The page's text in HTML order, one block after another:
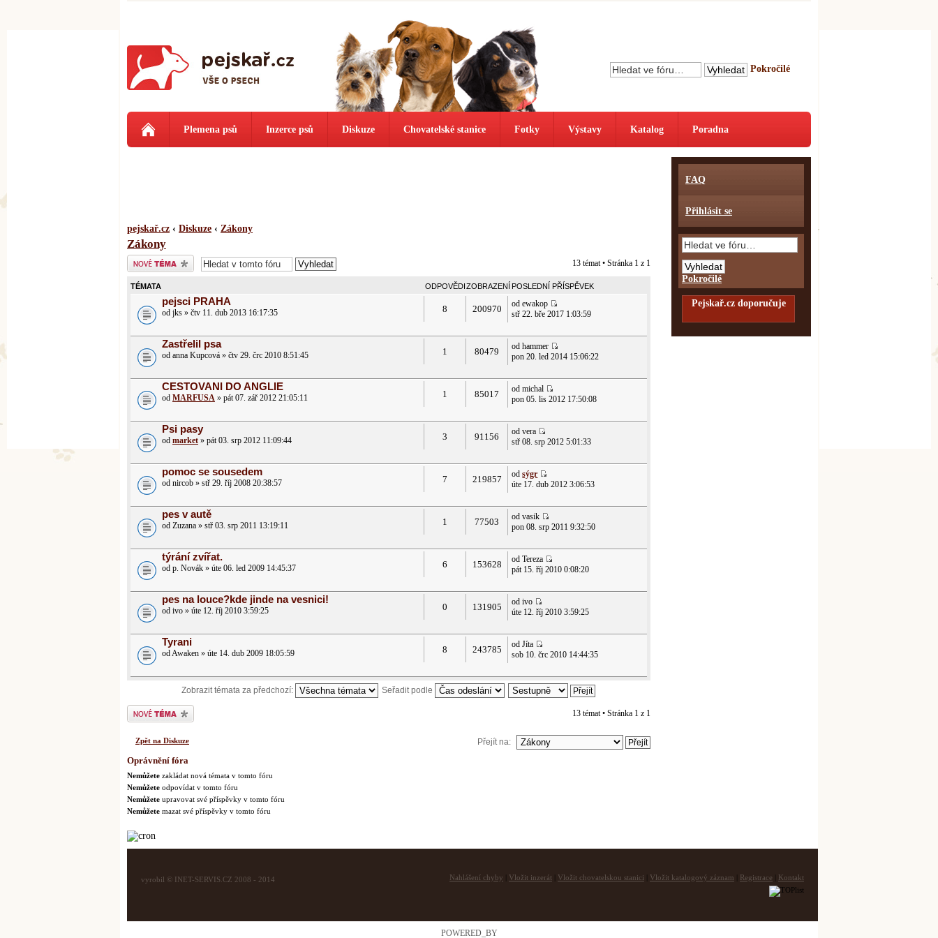
Pokročilé
Plemena psů Inzerce psů Diskuze Chovatelské stanice Fotky Výstavy Katalog Poradna
pejskař.cz ‹ Diskuze ‹ Zákony
Zákony
Odeslat nové téma 13 témat • Stránka 1 z 1
TÉMATA ODPOVĚDIZOBRAZENÍ POSLEDNÍ PŘÍSPĚVEK
pejsci PRAHA
od jks » čtv 11. dub 2013 16:17:35 8 200970
od ewakop
stř 22. bře 2017 1:03:59
Zastřelil psa
od anna Kupcová » čtv 29. črc 2010 8:51:45 1 80479
od hammer
pon 20. led 2014 15:06:22
CESTOVANI DO ANGLIE
od MARFUSA » pát 07. zář 2012 21:05:11 1 85017
od michal
pon 05. lis 2012 17:50:08
Psi pasy
od market » pát 03. srp 2012 11:09:44 3 91156
od vera
stř 08. srp 2012 5:01:33
pomoc se sousedem
od nircob » stř 29. říj 2008 20:38:57 7 219857 odsýgr
úte 17. dub 2012 3:06:53
pes v autě
od Zuzana » stř 03. srp 2011 13:19:11 1 77503
od vasik
pon 08. srp 2011 9:32:50
týrání zvířat.
od p. Novák » úte 06. led 2009 14:45:37 6 153628
od Tereza
pát 15. říj 2010 0:08:20
pes na louce?kde jinde na vesnici!
od ivo » úte 12. říj 2010 3:59:25 0 131905
od ivo
úte 12. říj 2010 3:59:25
Tyrani
od Awaken » úte 14. dub 2009 18:05:59 8 243785
od Jíta
sob 10. črc 2010 14:44:35
Zobrazit témata za předchozí: Seřadit podle
Odeslat nové téma 13 témat • Stránka 1 z 1
Zpět na Diskuze
Přejít na:
Oprávnění fóra
Nemůžete zakládat nová témata v tomto fóru
Nemůžete odpovídat v tomto fóru
Nemůžete upravovat své příspěvky v tomto fóru
Nemůžete mazat své příspěvky v tomto fóru
FAQ
Přihlásit se
Pokročilé
Pejskař.cz doporučuje
vyrobil © INET-SERVIS.CZ 2008 - 2014 Nahlášení chyby Vložit inzerát Vložit chovatelskou stanici Vložit katalogový záznam Registrace Kontakt
POWERED_BY